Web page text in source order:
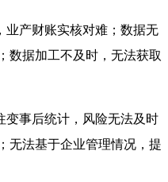
业产财账实核对难；数据无
数据加工不及时，无法获取
变事后统计，风险无法及时
无法基于企业管理情况，提